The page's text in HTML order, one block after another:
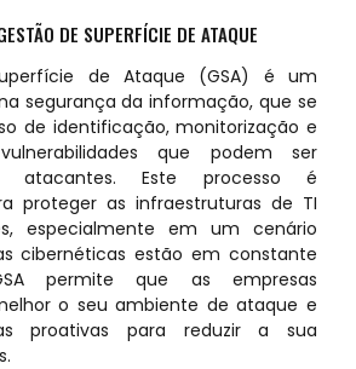
DE SUPERFÍCIE DE ATAQUE
de Ataque (GSA) é um
segurança da informação, que se
de identificação, monitorização e
que podem ser
atacantes. Este processo é
proteger as infraestruturas de TI
especialmente em um cenário
cibernéticas estão em constante
permite que as empresas
o seu ambiente de ataque e
proativas para reduzir a sua